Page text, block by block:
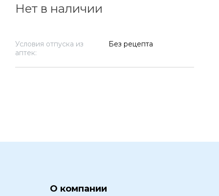
Нет в наличии
Условия отпуска из
аптек:
Без рецепта
О компании